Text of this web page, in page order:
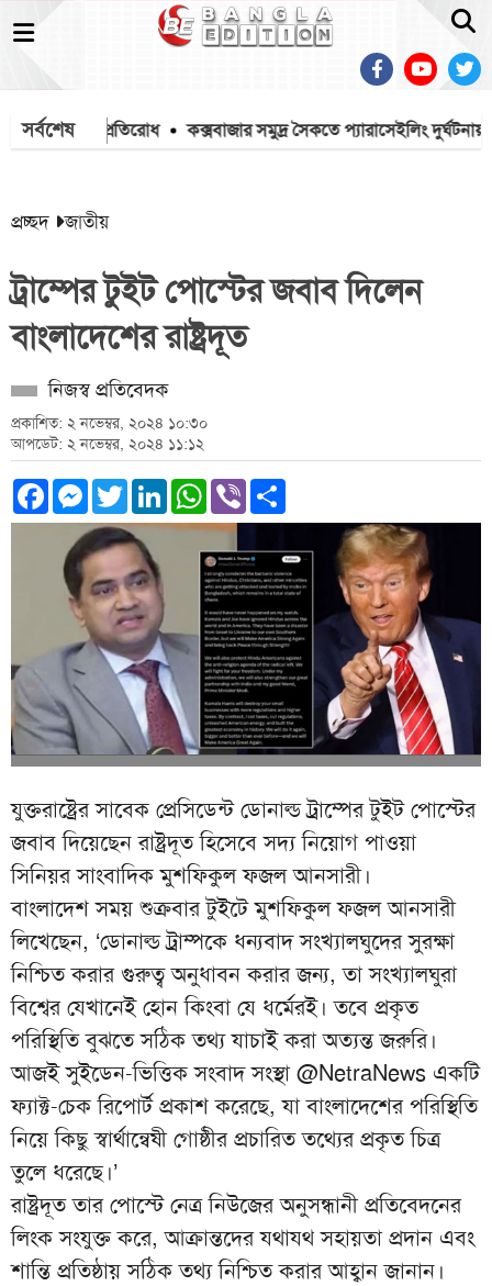
সর্বশেষ
বিজিবির প্রতিরোধ কক্সবাজার সমুদ্র সৈকতে প্যারাসেইলিং দুর্ঘটনায়
প্রচ্ছদ জাতীয়
ট্রাম্পের টুইট পোস্টের জবাব দিলেন
বাংলাদেশের রাষ্ট্রদূত
নিজস্ব প্রতিবেদক
প্রকাশিত: ২ নভেম্বর, ২০২৪ ১০:৩০
আপডেট: ২ নভেম্বর, ২০২৪ ১১:১২
Facebook
Messenger
TwitterLinkedInWhatsApp
Viber
যুক্তরাষ্ট্রের সাবেক প্রেসিডেন্ট ডোনাল্ড ট্রাম্পের টুইট পোস্টের
জবাব দিয়েছেন রাষ্ট্রদূত হিসেবে সদ্য নিয়োগ পাওয়া
সিনিয়র সাংবাদিক মুশফিকুল ফজল আনসারী।
বাংলাদেশ সময় শুক্রবার টুইটে মুশফিকুল ফজল আনসারী
লিখেছেন, ‘ডোনাল্ড ট্রাম্পকে ধন্যবাদ সংখ্যালঘুদের সুরক্ষা
নিশ্চিত করার গুরুত্ব অনুধাবন করার জন্য, তা সংখ্যালঘুরা
বিশ্বের যেখানেই হোন কিংবা যে ধর্মেরই। তবে প্রকৃত
পরিস্থিতি বুঝতে সঠিক তথ্য যাচাই করা অত্যন্ত জরুরি।
আজই সুইডেন-ভিত্তিক সংবাদ সংস্থা @NetraNews একটি
ফ্যাক্ট-চেক রিপোর্ট প্রকাশ করেছে, যা বাংলাদেশের পরিস্থিতি
নিয়ে কিছু স্বার্থান্বেষী গোষ্ঠীর প্রচারিত তথ্যের প্রকৃত চিত্র
তুলে ধরেছে।’
রাষ্ট্রদূত তার পোস্টে নেত্র নিউজের অনুসন্ধানী প্রতিবেদনের
লিংক সংযুক্ত করে, আক্রান্তদের যথাযথ সহায়তা প্রদান এবং
শান্তি প্রতিষ্ঠায় সঠিক তথ্য নিশ্চিত করার আহ্বান জানান।